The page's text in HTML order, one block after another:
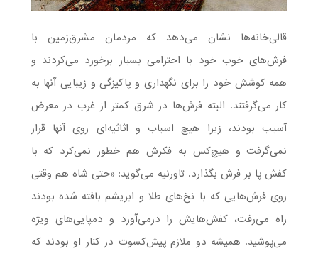
قالی‌خانه‌ها نشان می‌دهد که مردمان مشرق‌زمین با
فرش‌های خوب خود با احترامی بسیار برخورد می‌کردند و
همه کوشش خود را برای نگهداری و پاکیزگی و زیبایی آنها به
کار می‌گرفتند. البته فرش‌ها در شرق کمتر از غرب در معرض
آسیب بودند، زیرا هیچ اسباب و اثاثیه‌ای روی آنها قرار
نمی‌گرفت و هیچ‌کس به فکرش هم خطور نمی‌کرد که با
کفش پا بر فرش بگذارد. تاورنیه می‌گوید: «حتی شاه هم وقتی
روی فرش‌هایی که با نخ‌های طلا و ابریشم بافته شده بودند
راه می‌رفت، کفش‌هایش را درمی‌آورد و دمپایی‌های ویژه
می‌پوشید. همیشه دو ملازم پیش‌کسوت در کنار او بودند که